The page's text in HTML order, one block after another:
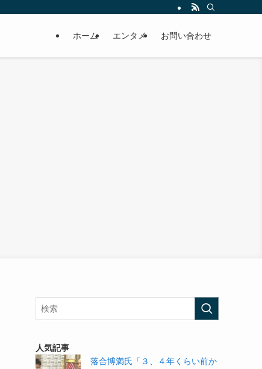
ホーム エンタメ お問い合わせ
人気記事
落合博満氏「３、４年くらい前か